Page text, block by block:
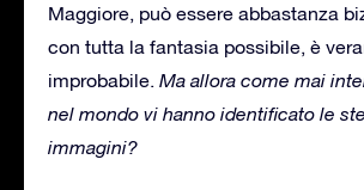
Maggiore, può essere abbastanza
con tutta la fantasia possibile, è
improbabile. Ma allora come mai
nel mondo vi hanno identificato le
immagini?